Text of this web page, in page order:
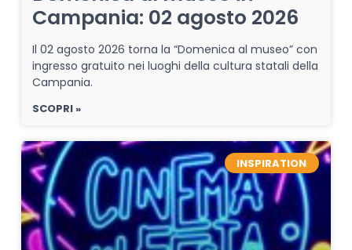
Campania: 02 agosto 2026
Il 02 agosto 2026 torna la “Domenica al museo” con
ingresso gratuito nei luoghi della cultura statali della
Campania.
SCOPRI »
INSPIRATION